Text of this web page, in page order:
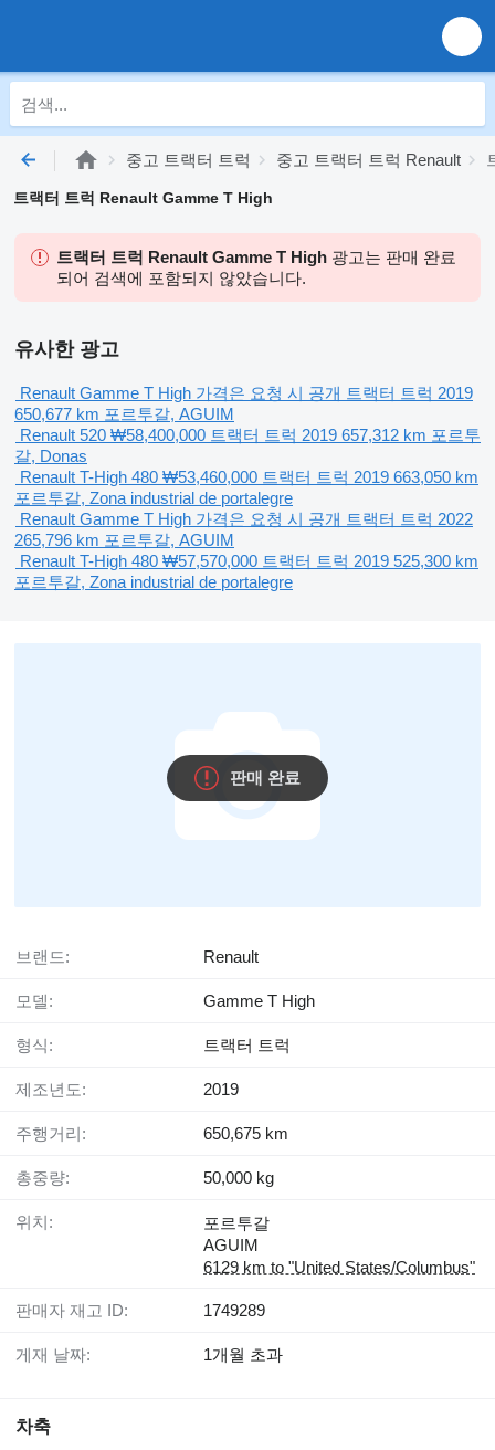
중고 트랙터 트럭 중고 트랙터 트럭 Renault
트랙터 트럭 Renault Gamme T High
트랙터 트럭 Renault Gamme T High 광고는 판매 완료
되어 검색에 포함되지 않았습니다.
유사한 광고
Renault Gamme T High 가격은 요청 시 공개 트랙터 트럭 2019
650,677 km 포르투갈, AGUIM
Renault 520 ₩58,400,000 트랙터 트럭 2019 657,312 km 포르투
갈, Donas
Renault T-High 480 ₩53,460,000 트랙터 트럭 2019 663,050 km
포르투갈, Zona industrial de portalegre
Renault Gamme T High 가격은 요청 시 공개 트랙터 트럭 2022
265,796 km 포르투갈, AGUIM
Renault T-High 480 ₩57,570,000 트랙터 트럭 2019 525,300 km
포르투갈, Zona industrial de portalegre
판매 완료
브랜드: Renault
모델: Gamme T High
형식: 트랙터 트럭
제조년도: 2019
주행거리: 650,675 km
총중량: 50,000 kg
위치:
포르투갈
AGUIM
6129 km to "United States/Columbus"
판매자 재고 ID: 1749289
게재 날짜: 1개월 초과
차축